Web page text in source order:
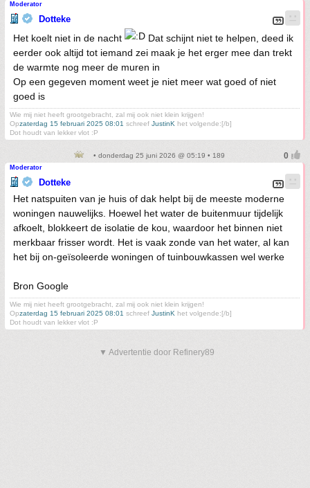
Moderator
Dotteke
Het koelt niet in de nacht
Dat schijnt niet te helpen, deed ik
eerder ook altijd tot iemand zei maak je het erger mee dan trekt
de warmte nog meer de muren in
Op een gegeven moment weet je niet meer wat goed of niet
goed is
Wie mij niet heeft grootgebracht, zal mij ook niet klein krijgen!
Opzaterdag 15 februari 2025 08:01 schreef JustinK het volgende:[/b]
Dot houdt van lekker vlot :P
• donderdag 25 juni 2026 @ 05:19 • 189
Moderator
Dotteke
Het natspuiten van je huis of dak helpt bij de meeste moderne
woningen nauwelijks. Hoewel het water de buitenmuur tijdelijk
afkoelt, blokkeert de isolatie de kou, waardoor het binnen niet
merkbaar frisser wordt. Het is vaak zonde van het water, al kan
het bij on-geïsoleerde woningen of tuinbouwkassen wel werke
Bron Google
Wie mij niet heeft grootgebracht, zal mij ook niet klein krijgen!
Opzaterdag 15 februari 2025 08:01 schreef JustinK het volgende:[/b]
Dot houdt van lekker vlot :P
▼ Advertentie door Refinery89